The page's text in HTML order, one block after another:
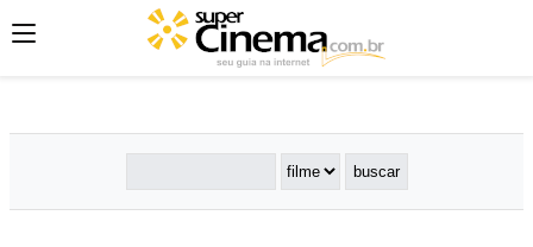
';';